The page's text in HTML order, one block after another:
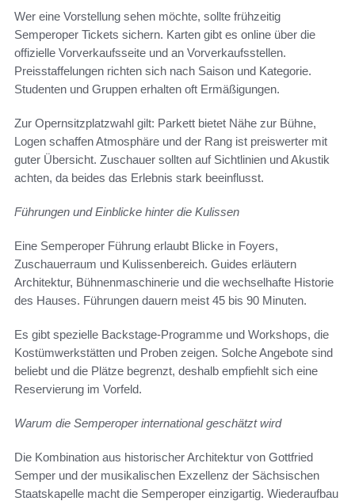
Wer eine Vorstellung sehen möchte, sollte frühzeitig
Semperoper Tickets sichern. Karten gibt es online über die
offizielle Vorverkaufsseite und an Vorverkaufsstellen.
Preisstaffelungen richten sich nach Saison und Kategorie.
Studenten und Gruppen erhalten oft Ermäßigungen.
Zur Opernsitzplatzwahl gilt: Parkett bietet Nähe zur Bühne,
Logen schaffen Atmosphäre und der Rang ist preiswerter mit
guter Übersicht. Zuschauer sollten auf Sichtlinien und Akustik
achten, da beides das Erlebnis stark beeinflusst.
Führungen und Einblicke hinter die Kulissen
Eine Semperoper Führung erlaubt Blicke in Foyers,
Zuschauerraum und Kulissenbereich. Guides erläutern
Architektur, Bühnenmaschinerie und die wechselhafte Historie
des Hauses. Führungen dauern meist 45 bis 90 Minuten.
Es gibt spezielle Backstage-Programme und Workshops, die
Kostümwerkstätten und Proben zeigen. Solche Angebote sind
beliebt und die Plätze begrenzt, deshalb empfiehlt sich eine
Reservierung im Vorfeld.
Warum die Semperoper international geschätzt wird
Die Kombination aus historischer Architektur von Gottfried
Semper und der musikalischen Exzellenz der Sächsischen
Staatskapelle macht die Semperoper einzigartig. Wiederaufbau